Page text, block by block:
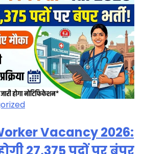
Vacancy 2026: